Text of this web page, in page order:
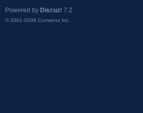
Powered by Discuz! 7.2
© 2001-2009 Comsenz Inc.